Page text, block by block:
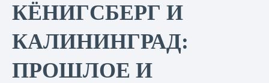
КЁНИГСБЕРГ И
КАЛИНИНГРАД:
ПРОШЛОЕ И